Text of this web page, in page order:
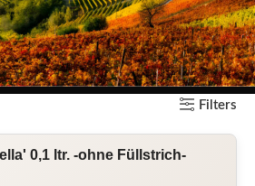
Filters
0,1 ltr. -ohne Füllstrich-